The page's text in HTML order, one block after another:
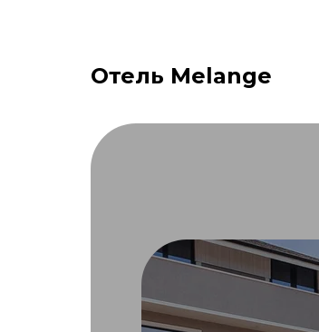
Отель Melange